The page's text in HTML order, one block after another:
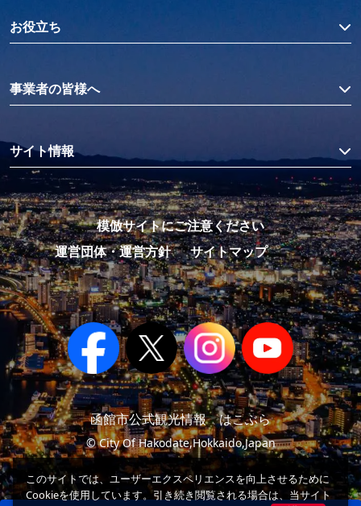
お役立ち
事業者の皆様へ
サイト情報
模倣サイトにご注意ください
運営団体・運営方針
サイトマップ
函館市公式観光情報 はこぶら
© City Of Hakodate,Hokkaido,Japan
このサイトでは、ユーザーエクスペリエンスを向上させるために
Cookieを使用しています。引き続き閲覧される場合は、当サイト